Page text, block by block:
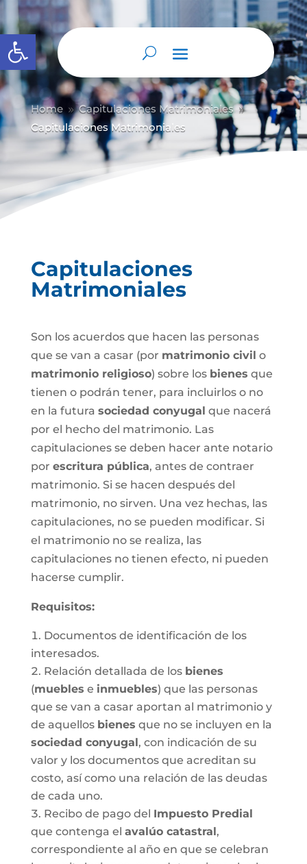
Abrir barra de herramientas
Home 9 Capitulaciones Matrimoniales 9
Capitulaciones Matrimoniales
Capitulaciones
Matrimoniales
Son los acuerdos que hacen las personas
que se van a casar (por matrimonio civil o
matrimonio religioso) sobre los bienes que
tienen o podrán tener, para incluirlos o no
en la futura sociedad conyugal que nacerá
por el hecho del matrimonio. Las
capitulaciones se deben hacer ante notario
por escritura pública, antes de contraer
matrimonio. Si se hacen después del
matrimonio, no sirven. Una vez hechas, las
capitulaciones, no se pueden modificar. Si
el matrimonio no se realiza, las
capitulaciones no tienen efecto, ni pueden
hacerse cumplir.
Requisitos:
Documentos de identificación de los
interesados.
Relación detallada de los bienes
(muebles e inmuebles) que las personas
que se van a casar aportan al matrimonio y
de aquellos bienes que no se incluyen en la
sociedad conyugal, con indicación de su
valor y los documentos que acreditan su
costo, así como una relación de las deudas
de cada uno.
Recibo de pago del Impuesto Predial
que contenga el avalúo catastral,
correspondiente al año en que se celebran